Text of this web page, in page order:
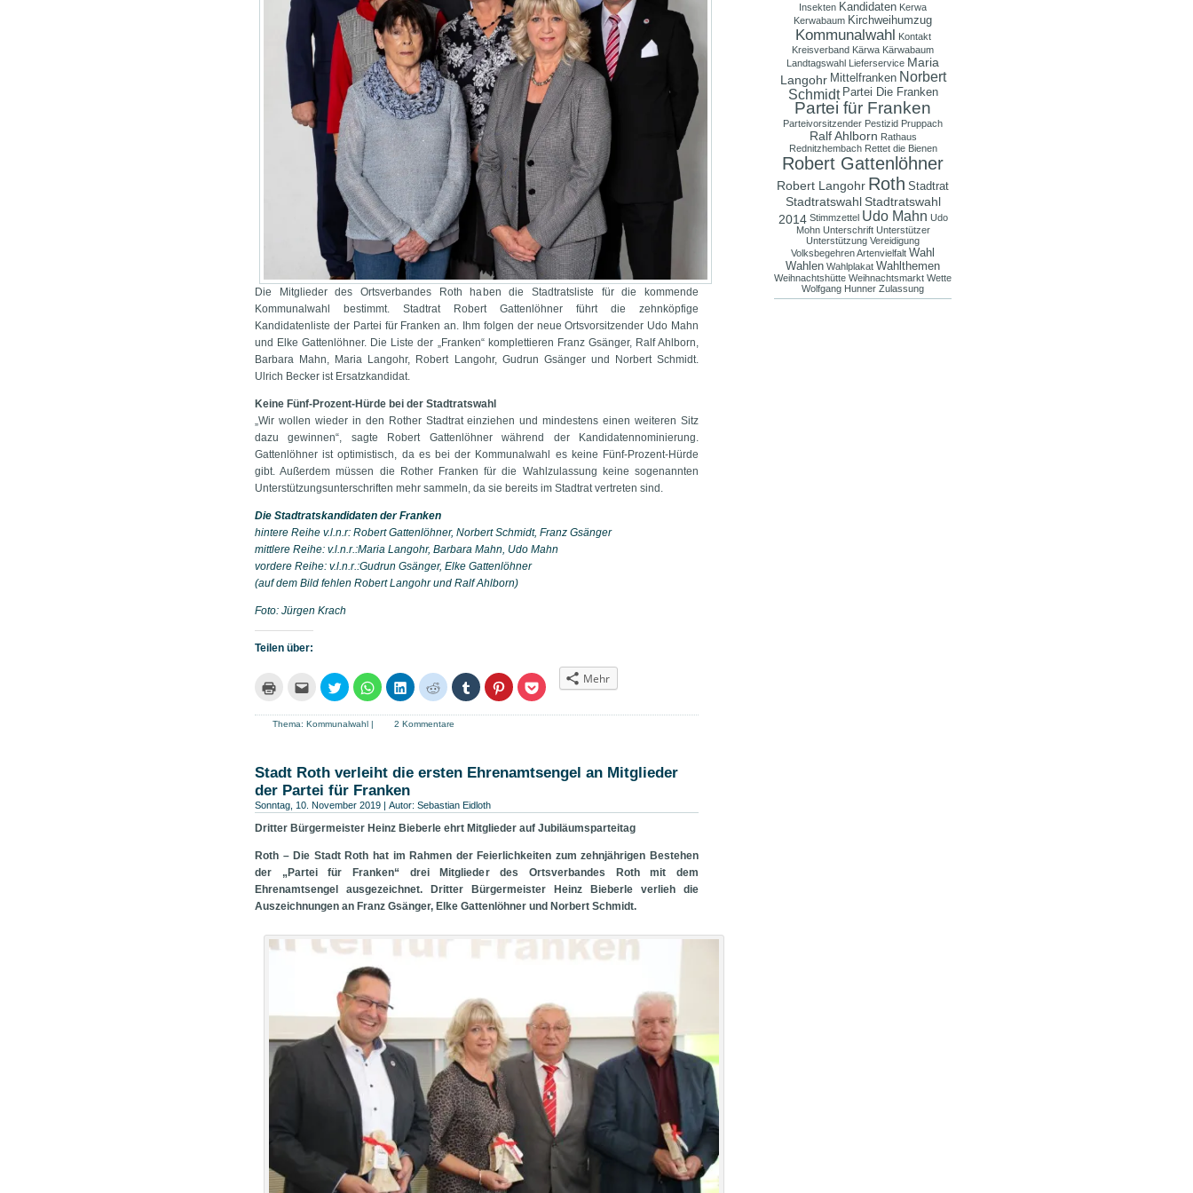
Die Mitglieder des Ortsverbandes Roth haben die Stadtratsliste für die kommende
Kommunalwahl bestimmt. Stadtrat Robert Gattenlöhner führt die zehnköpfige
Kandidatenliste der Partei für Franken an. Ihm folgen der neue Ortsvorsitzender Udo Mahn
und Elke Gattenlöhner. Die Liste der „Franken“ komplettieren Franz Gsänger, Ralf Ahlborn,
Barbara Mahn, Maria Langohr, Robert Langohr, Gudrun Gsänger und Norbert Schmidt.
Ulrich Becker ist Ersatzkandidat.
Keine Fünf-Prozent-Hürde bei der Stadtratswahl
„Wir wollen wieder in den Rother Stadtrat einziehen und mindestens einen weiteren Sitz
dazu gewinnen“, sagte Robert Gattenlöhner während der Kandidatennominierung.
Gattenlöhner ist optimistisch, da es bei der Kommunalwahl es keine Fünf-Prozent-Hürde
gibt. Außerdem müssen die Rother Franken für die Wahlzulassung keine sogenannten
Unterstützungsunterschriften mehr sammeln, da sie bereits im Stadtrat vertreten sind.
Die Stadtratskandidaten der Franken
hintere Reihe v.l.n.r: Robert Gattenlöhner, Norbert Schmidt, Franz Gsänger
mittlere Reihe: v.l.n.r.:Maria Langohr, Barbara Mahn, Udo Mahn
vordere Reihe: v.l.n.r.:Gudrun Gsänger, Elke Gattenlöhner
(auf dem Bild fehlen Robert Langohr und Ralf Ahlborn)
Foto: Jürgen Krach
Teilen über:
Klicken
zum
Ausdrucken
(Wird
in
Klick,
um
dies
einem
Freund
zu
senden
(Wird
in
neuem
Fenster
geöffnet)
Klick,
um
über
Twitter
zu
neuem
Fenster
geöffnet)
Klicken,
um
WhatsApp
neuem
Fenster
geöffnet)
Klick,
um
LinkedIn
zu
neuem
Fenster
geöffnet)
Klick,
um
Reddit
zu
neuem
Fenster
Klick,
um
Tumblr
neuem
Fenster
Klick,
um
Pinterest
neuem
Fenster
Klick,
um
Pocket
neuem
Fenster
Mehr
Thema: Kommunalwahl | 2 Kommentare
Stadt Roth verleiht die ersten Ehrenamtsengel an Mitglieder
der Partei für Franken
Sonntag, 10. November 2019 | Autor: Sebastian Eidloth
Dritter Bürgermeister Heinz Bieberle ehrt Mitglieder auf Jubiläumsparteitag
Roth – Die Stadt Roth hat im Rahmen der Feierlichkeiten zum zehnjährigen Bestehen
der „Partei für Franken“ drei Mitglieder des Ortsverbandes Roth mit dem
Ehrenamtsengel ausgezeichnet. Dritter Bürgermeister Heinz Bieberle verlieh die
Auszeichnungen an Franz Gsänger, Elke Gattenlöhner und Norbert Schmidt.
Insekten Kandidaten Kerwa
Kerwabaum Kirchweihumzug
Kommunalwahl Kontakt
Kreisverband Kärwa Kärwabaum
Landtagswahl Lieferservice Maria
Langohr Mittelfranken Norbert
Schmidt Partei Die Franken
Partei für Franken
Parteivorsitzender Pestizid Pruppach
Ralf Ahlborn Rathaus
Rednitzhembach Rettet die Bienen
Robert Gattenlöhner
Robert Langohr Roth Stadtrat
Stadtratswahl Stadtratswahl
2014 Stimmzettel Udo Mahn Udo
Mohn Unterschrift Unterstützer
Unterstützung Vereidigung
Volksbegehren Artenvielfalt Wahl
Wahlen Wahlplakat Wahlthemen
Weihnachtshütte Weihnachtsmarkt Wette
Wolfgang Hunner Zulassung